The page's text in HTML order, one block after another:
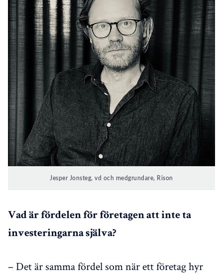
Jesper Jonsteg, vd och medgrundare, Rison
Vad är fördelen för företagen att inte ta
investeringarna själva?
– Det är samma fördel som när ett företag hyr